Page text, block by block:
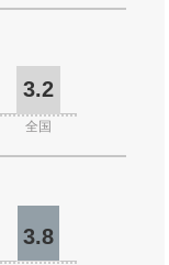
3.2
全国
3.8